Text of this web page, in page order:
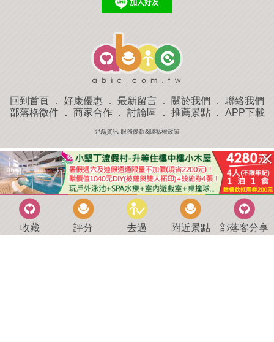
回到首頁 ． 好康優惠 ． 最新留言 ． 關於我們 ． 聯絡我們
部落格微件． 商家合作． 討論區 ． 推薦景點． APP下載
羿磊資訊 服務條款&隱私權政策
收藏 評分 去過 附近景點 部落客分享